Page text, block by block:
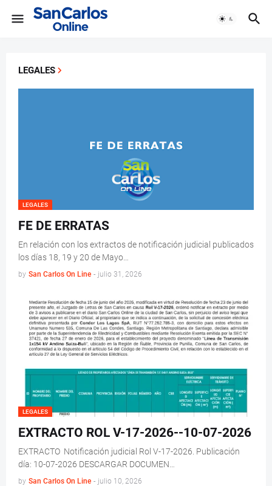
LEGALES
LEGALES
FE DE ERRATAS
En relación con los extractos de notificación judicial publicados
los días 18, 19 y 20 de Mayo…
by San Carlos On Line - julio 31, 2026
LEGALES
EXTRACTO ROL V-17-2026--10-07-2026
EXTRACTO Notificación judicial Rol V-17-2026. Publicación
día: 10-07-2026 DESCARGAR DOCUMEN…
by San Carlos On Line - julio 10, 2026